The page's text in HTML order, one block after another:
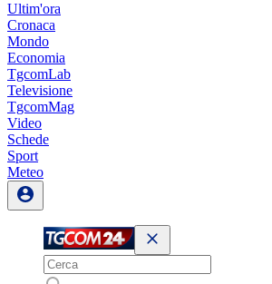
Ultim'ora
Cronaca
Mondo
Economia
TgcomLab
Televisione
TgcomMag
Video
Schede
Sport
Meteo